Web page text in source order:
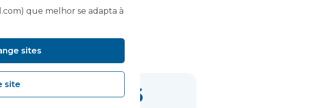
projeto
6
que melhor se adapta à
sites
site